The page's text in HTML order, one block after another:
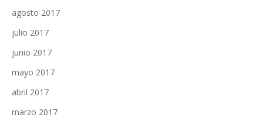
agosto 2017
julio 2017
junio 2017
mayo 2017
abril 2017
marzo 2017